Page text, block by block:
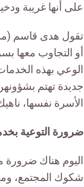
على أنها غريبة
أو التجاوب معها
الوعي بهذه
جديدة تهتم
الأسرة نفسها،
ضرورة التوعية
اليوم هناك ضرورة
شكوك المجتمع،